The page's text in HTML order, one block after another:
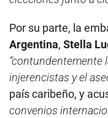
Por su parte, la
Argentina, Stella
“contundentemente
injerencistas y el
país caribeño, y
convenios